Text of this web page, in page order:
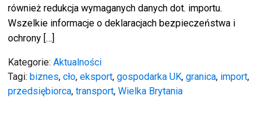
również redukcja wymaganych danych dot. importu.
Wszelkie informacje o deklaracjach bezpieczeństwa i
ochrony […]
Kategorie:Aktualności
Tagi: biznes,cło,eksport,gospodarka UK,granica, import,
przedsiębiorca,transport,Wielka Brytania